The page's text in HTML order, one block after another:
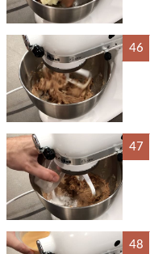
46
47
48